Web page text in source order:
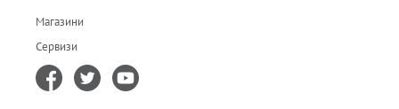
Магазини
Сервизи